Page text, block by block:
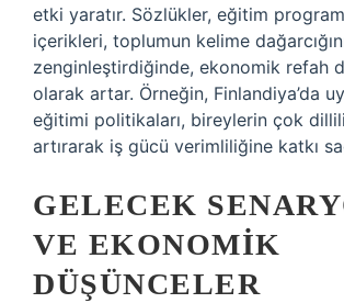
etki yaratır. Sözlükler, eğitim
içerikleri, toplumun kelime
zenginleştirdiğinde, ekonomik refah
olarak artar. Örneğin, Finlandiya’da
eğitimi politikaları, bireylerin çok
artırarak iş gücü verimliliğine katkı
GELECEK
VE EKONOMIK
DÜŞÜNCELER